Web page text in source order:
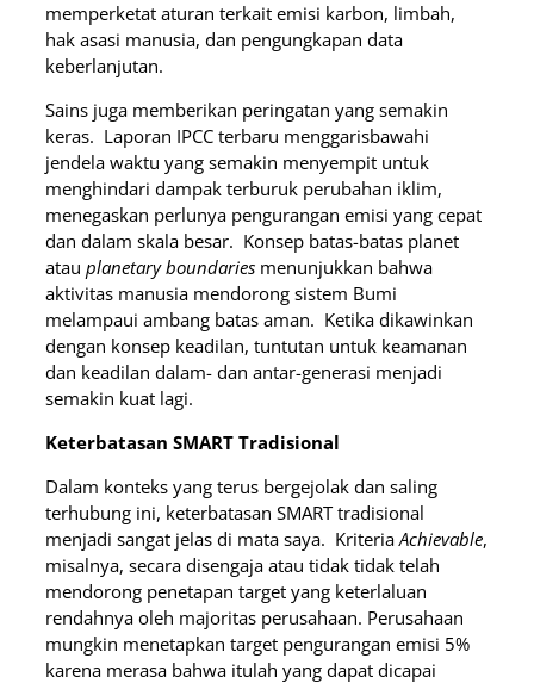
memperketat aturan terkait emisi karbon, limbah,
hak asasi manusia, dan pengungkapan data
keberlanjutan.
Sains juga memberikan peringatan yang semakin
keras. Laporan IPCC terbaru menggarisbawahi
jendela waktu yang semakin menyempit untuk
menghindari dampak terburuk perubahan iklim,
menegaskan perlunya pengurangan emisi yang cepat
dan dalam skala besar. Konsep batas-batas planet
atau planetary boundaries menunjukkan bahwa
aktivitas manusia mendorong sistem Bumi
melampaui ambang batas aman. Ketika dikawinkan
dengan konsep keadilan, tuntutan untuk keamanan
dan keadilan dalam- dan antar-generasi menjadi
semakin kuat lagi.
Keterbatasan SMART Tradisional
Dalam konteks yang terus bergejolak dan saling
terhubung ini, keterbatasan SMART tradisional
menjadi sangat jelas di mata saya. KriteriaAchievable,
misalnya, secara disengaja atau tidak tidak telah
mendorong penetapan target yang keterlaluan
rendahnya oleh majoritas perusahaan. Perusahaan
mungkin menetapkan target pengurangan emisi 5%
karena merasa bahwa itulah yang dapat dicapai